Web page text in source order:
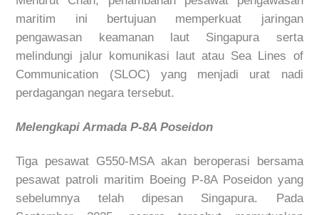
maritim ini bertujuan memperkuat jaringan
pengawasan keamanan laut Singapura serta
melindungi jalur komunikasi laut atau Sea Lines of
Communication (SLOC) yang menjadi urat nadi
perdagangan negara tersebut.
Melengkapi Armada P-8A Poseidon
Tiga pesawat G550-MSA akan beroperasi bersama
pesawat patroli maritim Boeing P-8A Poseidon yang
sebelumnya telah dipesan Singapura. Pada